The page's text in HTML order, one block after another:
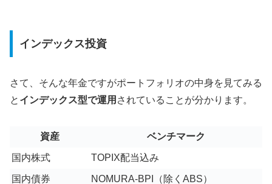
インデックス投資
さて、そんな年金ですがポートフォリオの中身を見てみる
と インデックス型で運用 されていることが分かります。
資産 ベンチマーク
国内株式 TOPIX配当込み
国内債券 NOMURA-BPI（除くABS）